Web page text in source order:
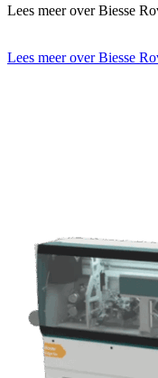
Lees meer over Biesse
Lees meer over Biesse